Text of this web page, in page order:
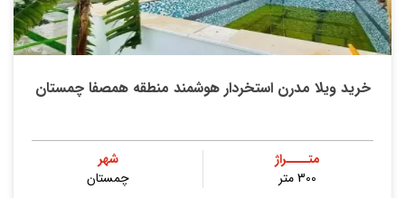
خرید ویلا مدرن استخردار هوشمند منطقه همصفا چمستان
متــــراژ
300 متر
شهر
چمستان